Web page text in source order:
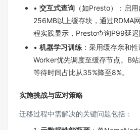
• 交互式查询 （如Presto）：启
256MB以上缓存块，通过RDMA
程实践显示，Presto查询P99延迟
• 机器学习训练 ：采用缓存亲和
Worker优先调度至缓存节点。B
等待时间占比从35%降至8%。
实施挑战与应对策略
迁移过程中需解决的关键问题包括：